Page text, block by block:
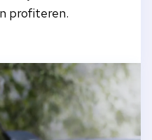
profiteren.